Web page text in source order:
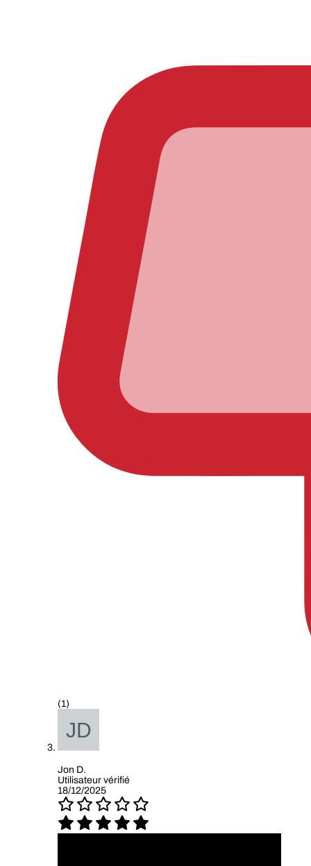
(1)
Jon D.
Utilisateur vérifié
18/12/2025